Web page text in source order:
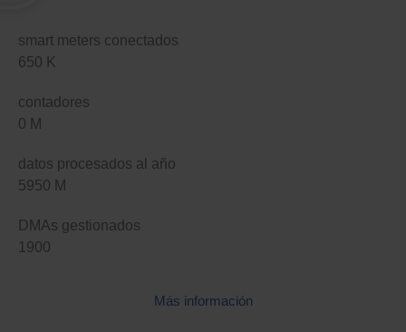
smart meters conectados
650 K
contadores
0 M
datos procesados al año
5950 M
DMAs gestionados
1900
Más información